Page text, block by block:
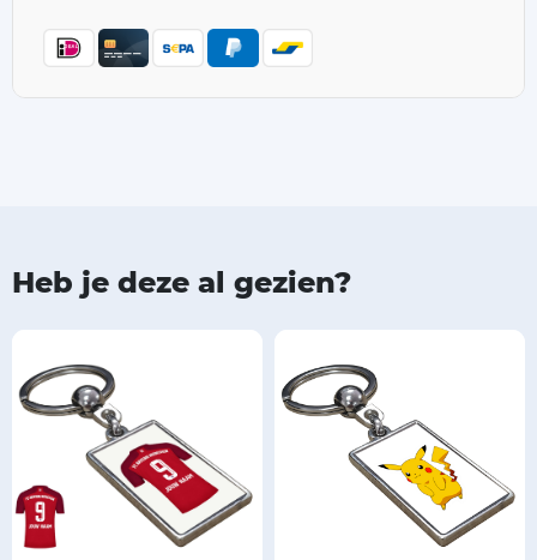
Heb je deze al gezien?